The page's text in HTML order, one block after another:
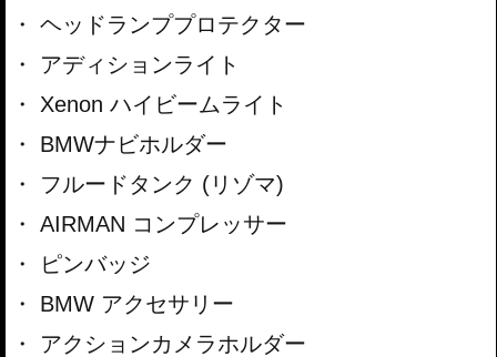
ヘッドランププロテクター
アディションライト
Xenon ハイビームライト
BMWナビホルダー
フルードタンク (リゾマ)
AIRMAN コンプレッサー
ピンバッジ
BMW アクセサリー
アクションカメラホルダー